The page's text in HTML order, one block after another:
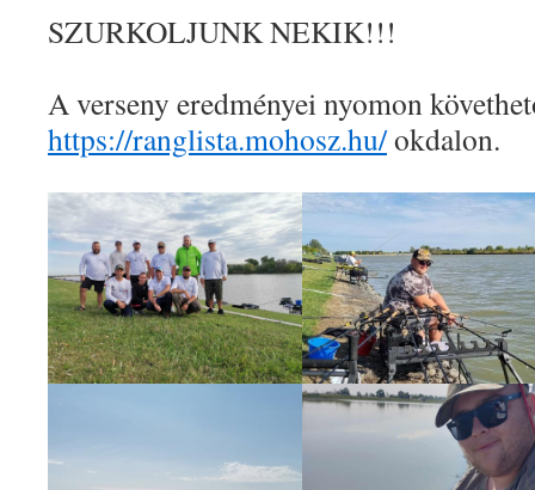
SZURKOLJUNK NEKIK!!!
A verseny eredményei nyomon
https://ranglista.mohosz.hu/okdalon.